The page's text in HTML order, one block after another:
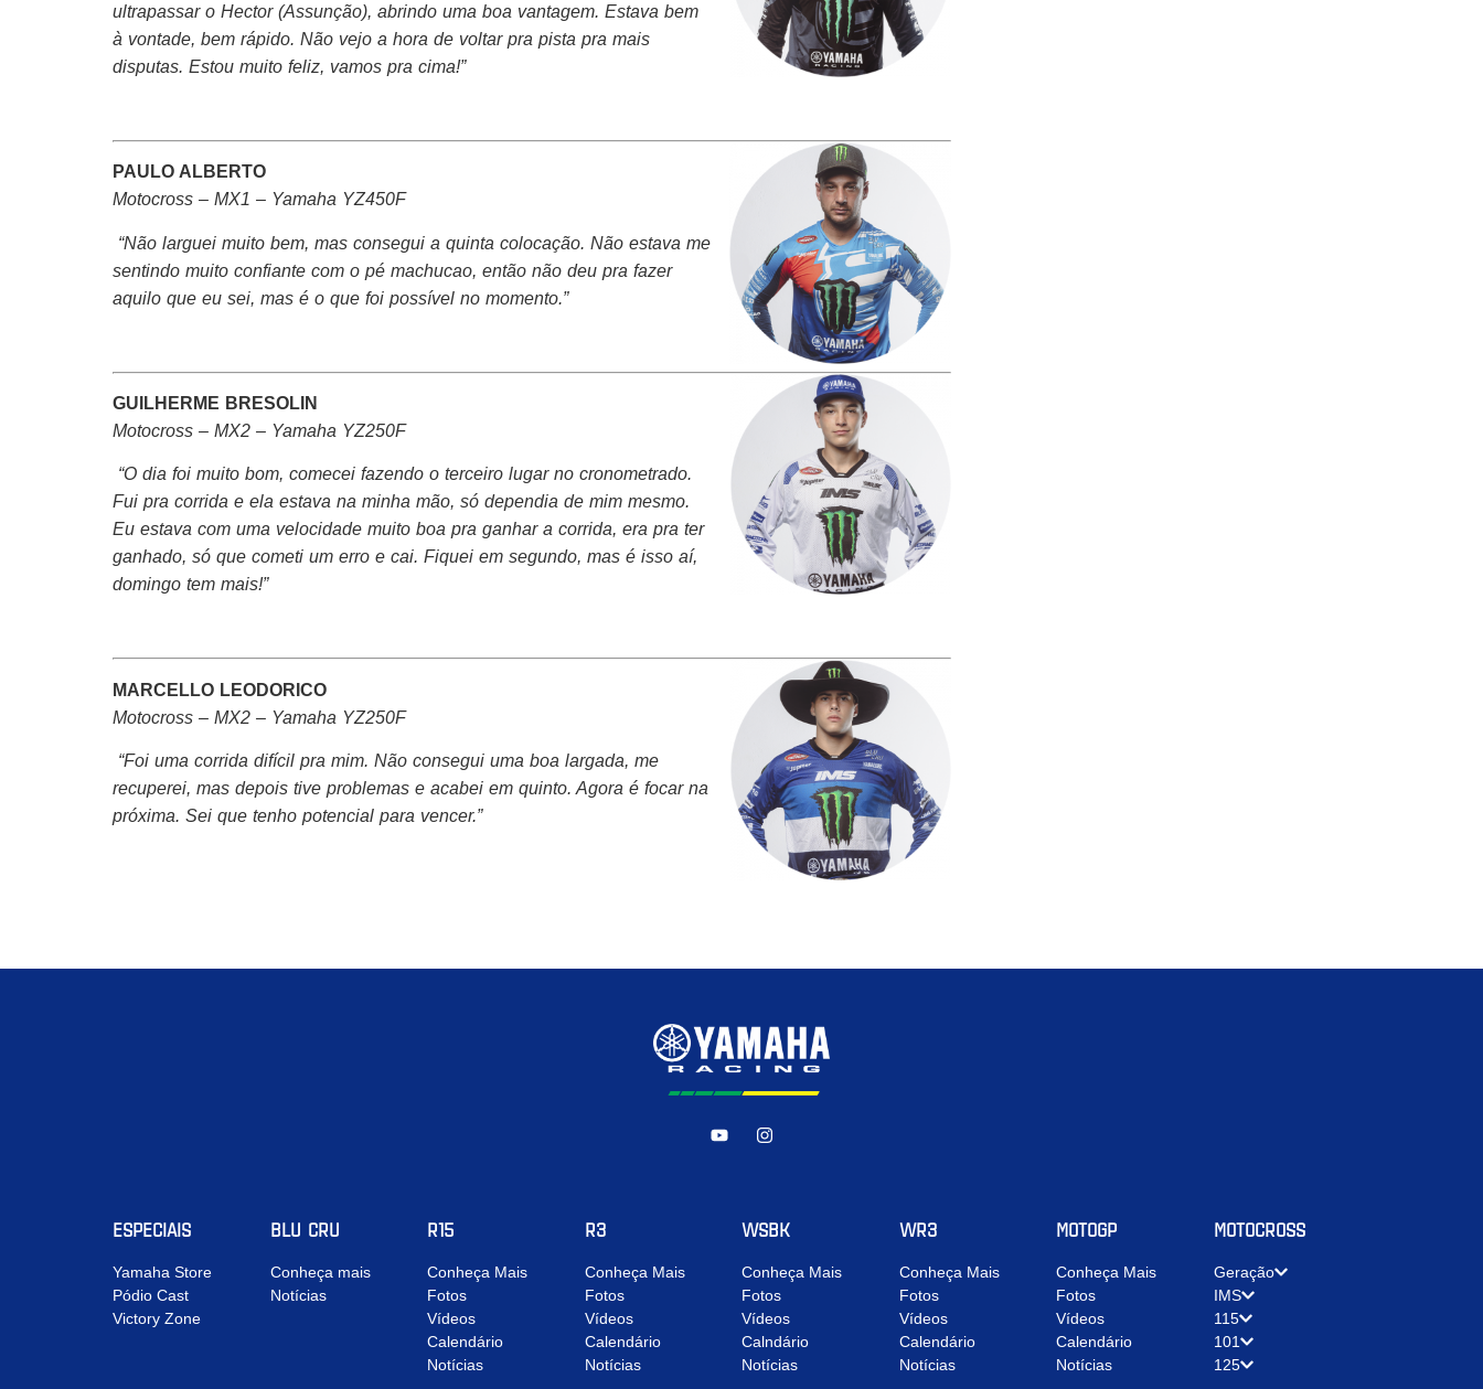
ultrapassar o Hector (Assunção), abrindo uma boa vantagem. Estava bem
à vontade, bem rápido. Não vejo a hora de voltar pra pista pra mais
disputas. Estou muito feliz, vamos pra cima!”
PAULO ALBERTO
Motocross – MX1 – Yamaha YZ450F
“Não larguei muito bem, mas consegui a quinta colocação. Não estava me
sentindo muito confiante com o pé machucao, então não deu pra fazer
aquilo que eu sei, mas é o que foi possível no momento.”
GUILHERME BRESOLIN
Motocross – MX2 – Yamaha YZ250F
“O dia foi muito bom, comecei fazendo o terceiro lugar no cronometrado.
Fui pra corrida e ela estava na minha mão, só dependia de mim mesmo.
Eu estava com uma velocidade muito boa pra ganhar a corrida, era pra ter
ganhado, só que cometi um erro e cai. Fiquei em segundo, mas é isso aí,
domingo tem mais!”
MARCELLO LEODORICO
Motocross – MX2 – Yamaha YZ250F
“Foi uma corrida difícil pra mim. Não consegui uma boa largada, me
recuperei, mas depois tive problemas e acabei em quinto. Agora é focar na
próxima. Sei que tenho potencial para vencer.”
ESPECIAIS
Yamaha Store
Pódio Cast
Victory Zone
BLU CRU
Conheça mais
Notícias
R15
Conheça Mais
Fotos
Vídeos
Calendário
Notícias
R3
Conheça Mais
Fotos
Vídeos
Calendário
Notícias
WSBK
Conheça Mais
Fotos
Vídeos
Calndário
Notícias
WR3
Conheça Mais
Fotos
Vídeos
Calendário
Notícias
MOTOGP
Conheça Mais
Fotos
Vídeos
Calendário
Notícias
MOTOCROSS
Geração
IMS
115
101
125